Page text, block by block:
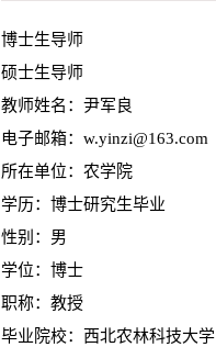
博士生导师
硕士生导师
教师姓名：尹军良
电子邮箱： w.yinzi@163.com
所在单位：农学院
学历：博士研究生毕业
性别：男
学位：博士
职称：教授
毕业院校：西北农林科技大学